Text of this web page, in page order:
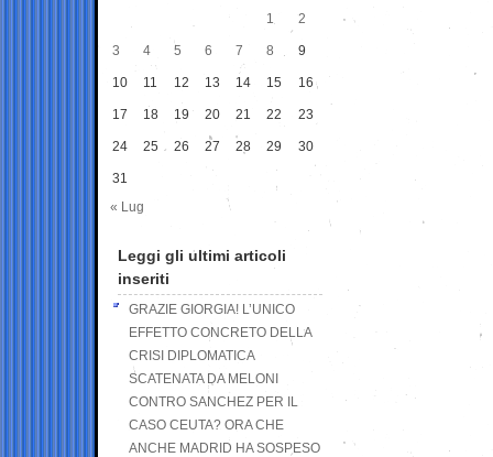
1
2
3 4 5 6 7 8 9
10 11 12 13 14 15 16
17 18 19 20 21 22 23
24 25 26 27 28 29 30
31
« Lug
Leggi gli ultimi articoli
inseriti
GRAZIE GIORGIA! L’UNICO
EFFETTO CONCRETO DELLA
CRISI DIPLOMATICA
SCATENATA DA MELONI
CONTRO SANCHEZ PER IL
CASO CEUTA? ORA CHE
ANCHE MADRID HA SOSPESO